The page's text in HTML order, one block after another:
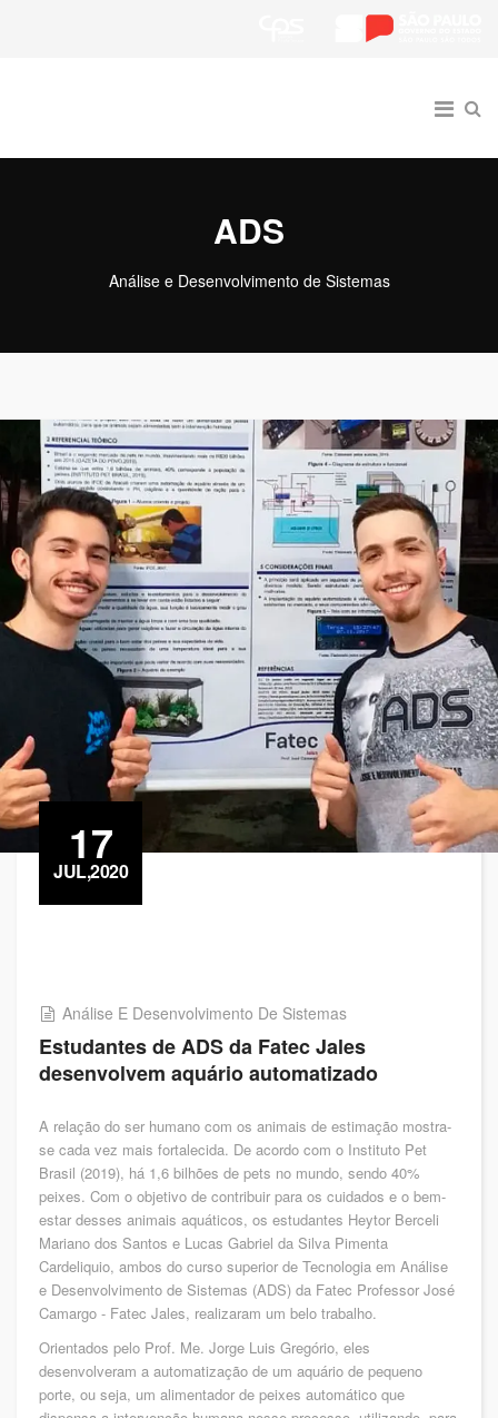
ADS
Análise e Desenvolvimento de Sistemas
17
JUL,2020
Análise E Desenvolvimento De Sistemas
Estudantes de ADS da Fatec Jales
desenvolvem aquário automatizado
A relação do ser humano com os animais de estimação mostra-
se cada vez mais fortalecida. De acordo com o Instituto Pet
Brasil (2019), há 1,6 bilhões de pets no mundo, sendo 40%
peixes. Com o objetivo de contribuir para os cuidados e o bem-
estar desses animais aquáticos, os estudantes Heytor Berceli
Mariano dos Santos e Lucas Gabriel da Silva Pimenta
Cardeliquio, ambos do curso superior de Tecnologia em Análise
e Desenvolvimento de Sistemas (ADS) da Fatec Professor José
Camargo - Fatec Jales, realizaram um belo trabalho.
Orientados pelo Prof. Me. Jorge Luis Gregório, eles
desenvolveram a automatização de um aquário de pequeno
porte, ou seja, um alimentador de peixes automático que